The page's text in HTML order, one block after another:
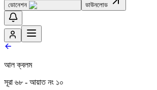
ডোনেশন ডাউনলোড
আল ক্বলম
সূরা ৬৮ - আয়াত নং ১০